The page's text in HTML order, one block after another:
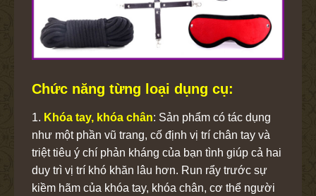
Chức năng từng loại dụng cụ:
1. Khóa tay, khóa chân: Sản phẩm có tác dụng
như một phần vũ trang, cố định vị trí chân tay và
triệt tiêu ý chí phản kháng của bạn tình giúp cả hai
duy trì vị trí khó khăn lâu hơn. Run rẩy trước sự
kiềm hãm của khóa tay, khóa chân, cơ thể người